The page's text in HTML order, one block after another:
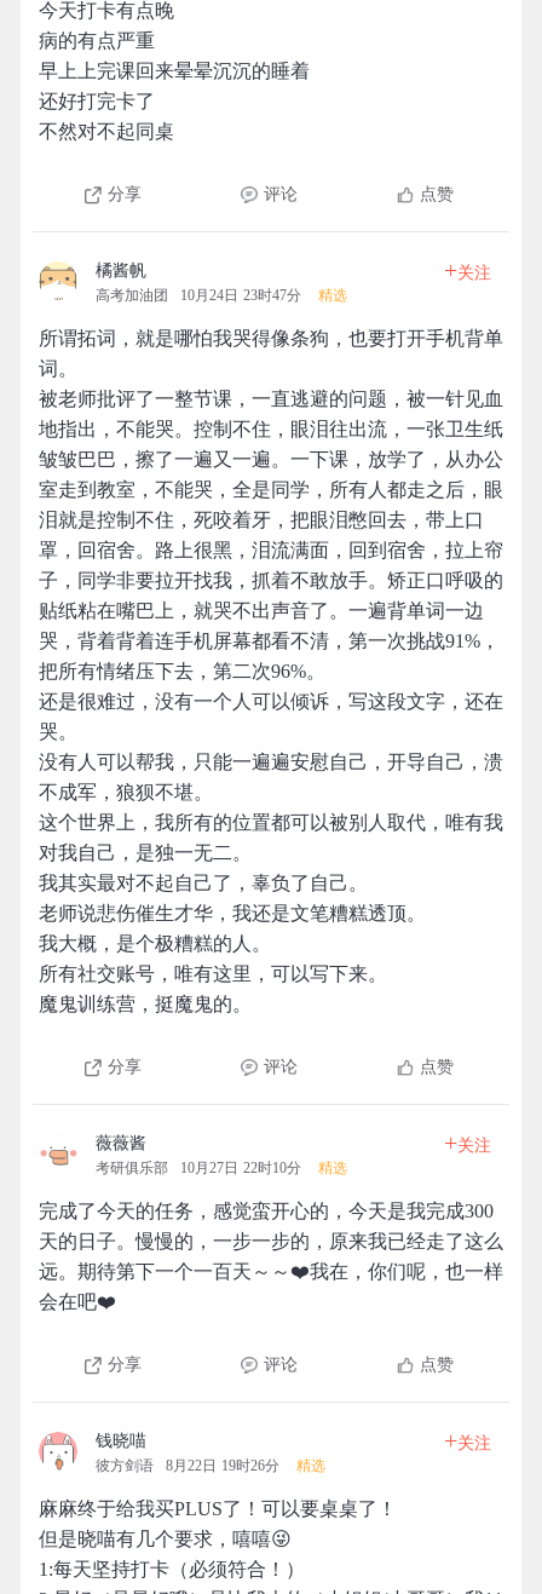
今天打卡有点晚
病的有点严重
早上上完课回来晕晕沉沉的睡着
还好打完卡了
不然对不起同桌
分享 评论 点赞
橘酱帆
高考加油团 10月24日 23时47分 精选
+关注
所谓拓词，就是哪怕我哭得像条狗，也要打开手机背单
词。
被老师批评了一整节课，一直逃避的问题，被一针见血
地指出，不能哭。控制不住，眼泪往出流，一张卫生纸
皱皱巴巴，擦了一遍又一遍。一下课，放学了，从办公
室走到教室，不能哭，全是同学，所有人都走之后，眼
泪就是控制不住，死咬着牙，把眼泪憋回去，带上口
罩，回宿舍。路上很黑，泪流满面，回到宿舍，拉上帘
子，同学非要拉开找我，抓着不敢放手。矫正口呼吸的
贴纸粘在嘴巴上，就哭不出声音了。一遍背单词一边
哭，背着背着连手机屏幕都看不清，第一次挑战91%，
把所有情绪压下去，第二次96%。
还是很难过，没有一个人可以倾诉，写这段文字，还在
哭。
没有人可以帮我，只能一遍遍安慰自己，开导自己，溃
不成军，狼狈不堪。
这个世界上，我所有的位置都可以被别人取代，唯有我
对我自己，是独一无二。
我其实最对不起自己了，辜负了自己。
老师说悲伤催生才华，我还是文笔糟糕透顶。
我大概，是个极糟糕的人。
所有社交账号，唯有这里，可以写下来。
魔鬼训练营，挺魔鬼的。
分享 评论 点赞
薇薇酱
考研俱乐部 10月27日 22时10分 精选
+关注
完成了今天的任务，感觉蛮开心的，今天是我完成300
天的日子。慢慢的，一步一步的，原来我已经走了这么
远。期待第下一个一百天～～❤️我在，你们呢，也一样
会在吧❤️
分享 评论 点赞
钱晓喵
彼方剑语 8月22日 19时26分 精选
+关注
麻麻终于给我买PLUS了！可以要桌桌了！
但是晓喵有几个要求，嘻嘻😜
1:每天坚持打卡（必须符合！）